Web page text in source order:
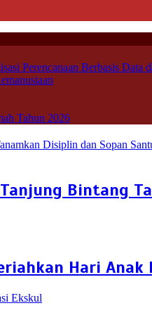
Perencanaan Berbasis Data
Tahun 2026
Bintang
Hari